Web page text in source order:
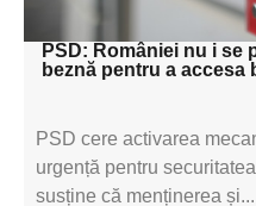
textul
PSD: României nu i se
beznă pentru a accesa
PSD cere activarea
urgență pentru
susține că menținerea și...